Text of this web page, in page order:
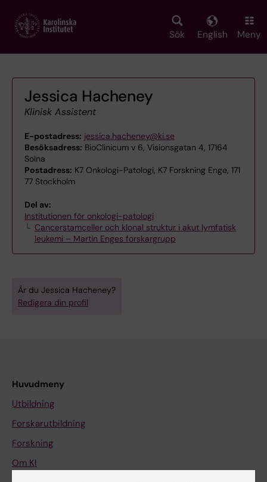
main
Sök English Meny
Jessica Hacheney
Klinisk Assistent
E-postadress: jessica.hacheney@ki.se
Besöksadress: BioClinicum v 6, Visionsgatan 4, 17164
Solna
Postadress: K7 Onkologi-Patologi, K7 Forskning Enge, 171
77 Stockholm
Del av:
Institutionen för onkologi-patologi
Cancerstamceller och klonal struktur i akut lymfatisk
leukemi – Martin Enges forskargrupp
Är du Jessica Hacheney?
Redigera din profil
Huvudmeny
Utbildning
Forskarutbildning
Forskning
Om KI